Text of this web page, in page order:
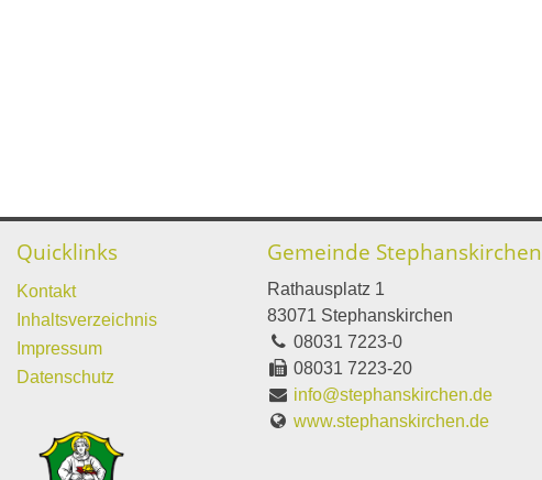
Quicklinks
Kontakt
Inhaltsverzeichnis
Impressum
Datenschutz
Gemeinde Stephanskirchen
Rathausplatz 1
83071 Stephanskirchen
08031 7223-0
08031 7223-20
info@stephanskirchen.de
www.stephanskirchen.de